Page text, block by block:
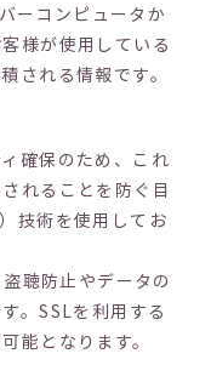
ーコンピュータか
様が使用している
される情報です。
確保のため、これ
れることを防ぐ目
技術を使用してお
聴防止やデータの
。SSLを利用する
能となります。